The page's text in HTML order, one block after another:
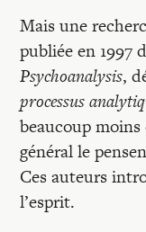
Mais une
publiée en 1997
Psychoanalysis,
processus
beaucoup
général le
Ces auteurs
l’esprit.